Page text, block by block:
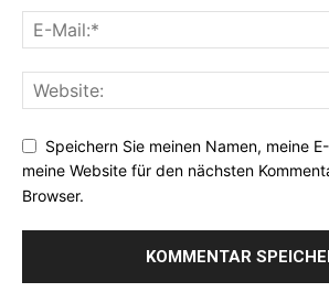
Speichern Sie meinen Namen, meine
meine Website für den nächsten
Browser.